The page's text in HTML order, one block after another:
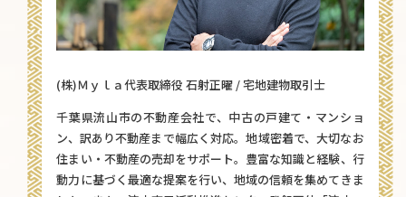
(株)Ｍｙｌａ代表取締役 石射正曜 / 宅地建物取引士
千葉県流山市の不動産会社で、中古の戸建て・マンショ
ン、訳あり不動産まで幅広く対応。地域密着で、大切なお
住まい・不動産の売却をサポート。豊富な知識と経験、行
動力に基づく最適な提案を行い、地域の信頼を集めてきま